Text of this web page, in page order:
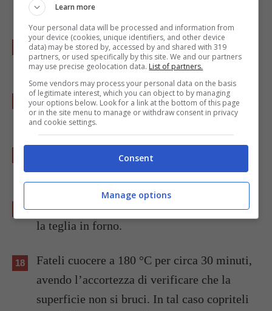
perfettamente.
Utilizzate quanto ottenuto per farcire i
peperoni.
Riempiteli con l’aiuto di un cucchiaio fino al
bordo.
Posizionate gli ortaggi all’interno di una
teglia in verticale.
Versate sul fondo un dito di acqua e ponete
la teglia in forno.
Fateli cuocere a 180 °C per circa 30 minuti,
avendo l’accortezza di verificare che la
superficie non si bruci. In tal caso copriteli
Learn more
Your personal data will be processed and information from
your device (cookies, unique identifiers, and other device
data) may be stored by, accessed by and shared with 319
partners, or used specifically by this site. We and our partners
may use precise geolocation data. List of partners.
Some vendors may process your personal data on the basis
of legitimate interest, which you can object to by managing
your options below. Look for a link at the bottom of this page
or in the site menu to manage or withdraw consent in privacy
and cookie settings.
Consent
Manage options